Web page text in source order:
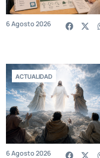
6 Agosto 2026
ACTUALIDAD
6 Agosto 2026